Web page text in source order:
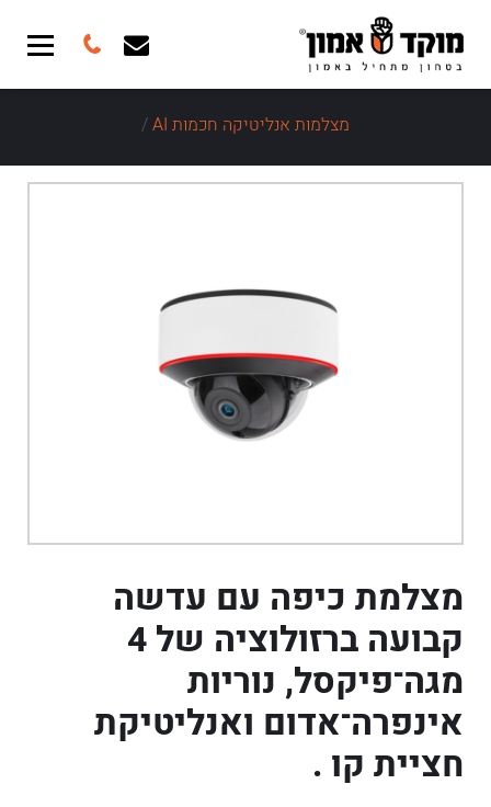
מצלמות אנליטיקה חכמות AI /
מצלמת כיפה עם עדשה
קבועה ברזולוציה של 4
מגה־פיקסל, נוריות
אינפרה־אדום ואנליטיקת
חציית קו .